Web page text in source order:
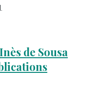
Inès de Sousa